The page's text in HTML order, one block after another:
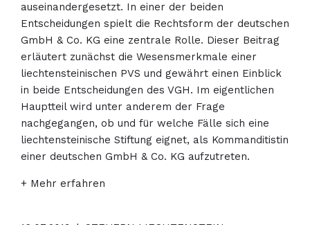
auseinandergesetzt. In einer der beiden
Entscheidungen spielt die Rechtsform der deutschen
GmbH & Co. KG eine zentrale Rolle. Dieser Beitrag
erläutert zunächst die Wesensmerkmale einer
liechtensteinischen PVS und gewährt einen Einblick
in beide Entscheidungen des VGH. Im eigentlichen
Hauptteil wird unter anderem der Frage
nachgegangen, ob und für welche Fälle sich eine
liechtensteinische Stiftung eignet, als Kommanditistin
einer deutschen GmbH & Co. KG aufzutreten.
+ Mehr erfahren